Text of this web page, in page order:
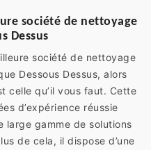
société de nettoyage
Dessus
société de nettoyage
Dessous Dessus, alors
celle qu’il vous faut. Cette
d’expérience réussie
large gamme de solutions
de cela, il dispose d’une